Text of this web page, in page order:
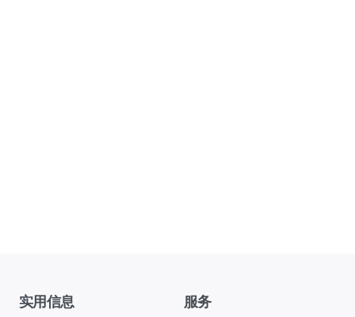
实用信息 服务